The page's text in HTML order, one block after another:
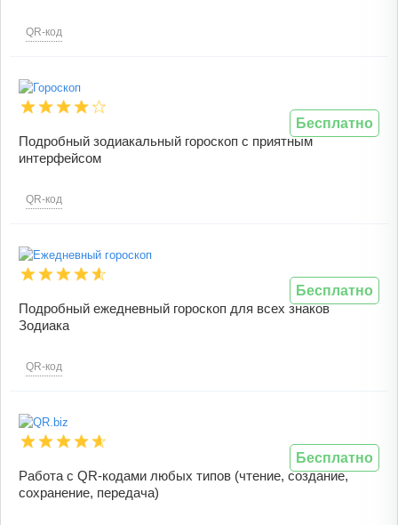
QR-код
Подробный зодиакальный гороскоп с приятным
интерфейсом
QR-код
Бесплатно
Подробный ежедневный гороскоп для всех знаков
Зодиака
QR-код
Бесплатно
Работа с QR-кодами любых типов (чтение, создание,
сохранение, передача)
Бесплатно